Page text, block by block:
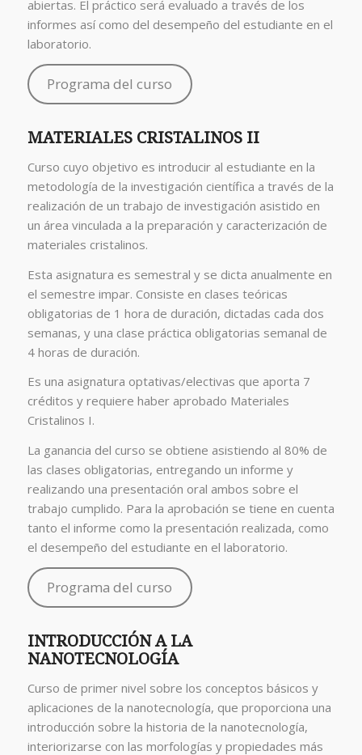
abiertas. El práctico será evaluado a través de los
informes así como del desempeño del estudiante en el
laboratorio.
Programa del curso
MATERIALES CRISTALINOS II
Curso cuyo objetivo es introducir al estudiante en la
metodología de la investigación científica a través de la
realización de un trabajo de investigación asistido en
un área vinculada a la preparación y caracterización de
materiales cristalinos.
Esta asignatura es semestral y se dicta anualmente en
el semestre impar. Consiste en clases teóricas
obligatorias de 1 hora de duración, dictadas cada dos
semanas, y una clase práctica obligatorias semanal de
4 horas de duración.
Es una asignatura optativas/electivas que aporta 7
créditos y requiere haber aprobado Materiales
Cristalinos I.
La ganancia del curso se obtiene asistiendo al 80% de
las clases obligatorias, entregando un informe y
realizando una presentación oral ambos sobre el
trabajo cumplido. Para la aprobación se tiene en cuenta
tanto el informe como la presentación realizada, como
el desempeño del estudiante en el laboratorio.
Programa del curso
INTRODUCCIÓN A LA
NANOTECNOLOGÍA
Curso de primer nivel sobre los conceptos básicos y
aplicaciones de la nanotecnología, que proporciona una
introducción sobre la historia de la nanotecnología,
interiorizarse con las morfologías y propiedades más